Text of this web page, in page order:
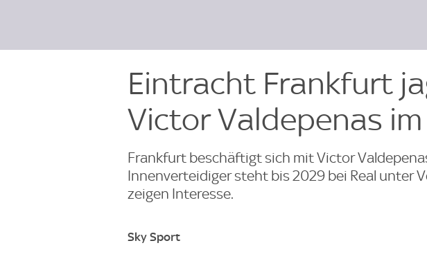
Eintracht Frankfurt
Victor Valdepenas
Frankfurt beschäftigt sich mit Victor
Innenverteidiger steht bis 2029 bei Real unter
zeigen Interesse.
Sky Sport